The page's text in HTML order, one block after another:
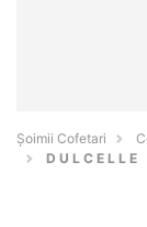
Șoimii Cofetari
D U L C E L L E